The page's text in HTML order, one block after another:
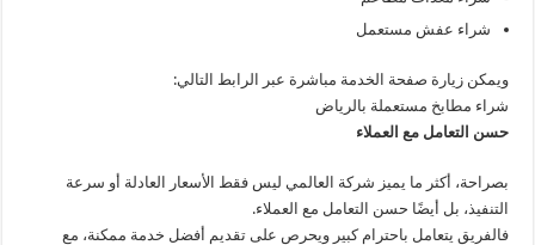
شراء عفش مستعمل
ويمكن زيارة صفحة الخدمة مباشرة عبر الرابط التالي:
شراء مطابخ مستعملة بالرياض
حسن التعامل مع العملاء
بصراحة، أكثر ما يميز شركة العالمي ليس فقط الأسعار العادلة أو سرعة
التنفيذ، بل أيضًا حسن التعامل مع العملاء.
فالفريق يتعامل باحترام كبير ويحرص على تقديم أفضل خدمة ممكنة، مع